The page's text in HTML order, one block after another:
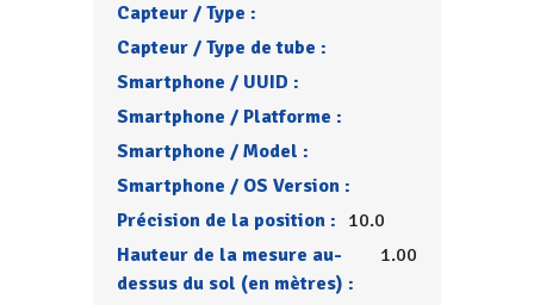
Capteur / Type :
Capteur / Type de tube :
Smartphone / UUID :
Smartphone / Platforme :
Smartphone / Model :
Smartphone / OS Version :
Précision de la position : 10.0
Hauteur de la mesure au-
dessus du sol (en mètres) :
1.00